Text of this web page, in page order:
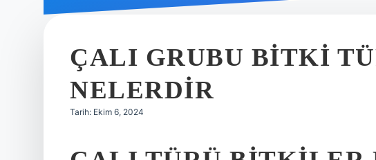
ÇALI GRUBU BITKI
NELERDIR
Tarih: Ekim 6, 2024